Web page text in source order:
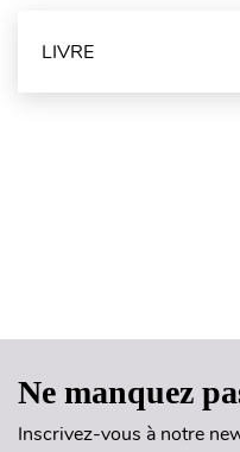
LIVRE
Ne manquez
Inscrivez-vous à notre